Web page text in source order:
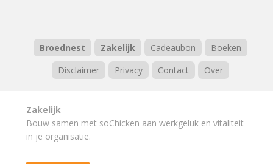
Broednest Zakelijk Cadeaubon
Boeken
Disclaimer
Privacy Contact Over
Zakelijk
Bouw samen met soChicken aan werkgeluk en vitaliteit
in je organisatie.